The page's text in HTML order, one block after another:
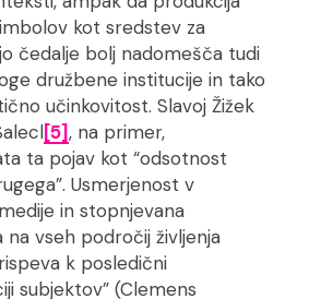
kot sredstev za
čedalje bolj nadomešča tudi
družbene institucije in tako
učinkovitost. Slavoj Žižek
[5], na primer,
ta pojav kot “odsotnost
Usmerjenost v
in stopnjevana
na vseh področij življenja
k posledični
subjektov” (Clemens